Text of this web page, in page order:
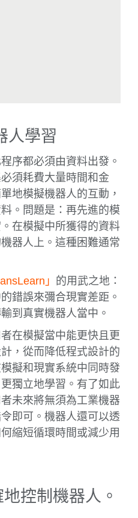
人學習
序都必須由資料出發。
須耗費大量時間和金
地模擬機器人的互動，
。問題是：再先進的模
在模擬中所獲得的資料
器人上。這種困難通常
」 的用武之地：
錯誤來彌合現實差距。
到真實機器人當中。
在模擬當中能更快且更
，從而降低程式設計的
擬和現實系統中同時發
獨立地學習。有了如此
未來將無須為工業機器
即可。機器人還可以透
縮短循環時間或減少用
控制機器人。